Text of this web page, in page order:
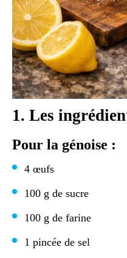
1. Les
Pour la génoise :
4 œufs
100 g de sucre
100 g de farine
1 pincée de sel